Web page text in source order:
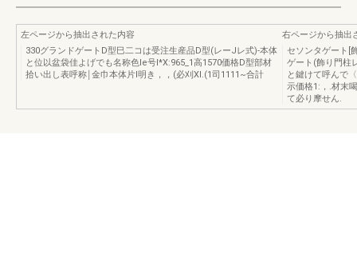
左ページから抽出された内容
330グランドゲートD型巳二コは受注生産品D型(レーJレ式)-本体
と位以盆袋佳よげでも名称色le号I*X:965_1高1570価格D型部材
拾い出し表呼称￨金巾本体片l明き，，(必刈XI.(1司1111~合計
右ページから抽出
セソンタゲート[
ゲート(飾り門柱
と鍵けて呼んで
示価格1:，.材末
て必り摩せん.